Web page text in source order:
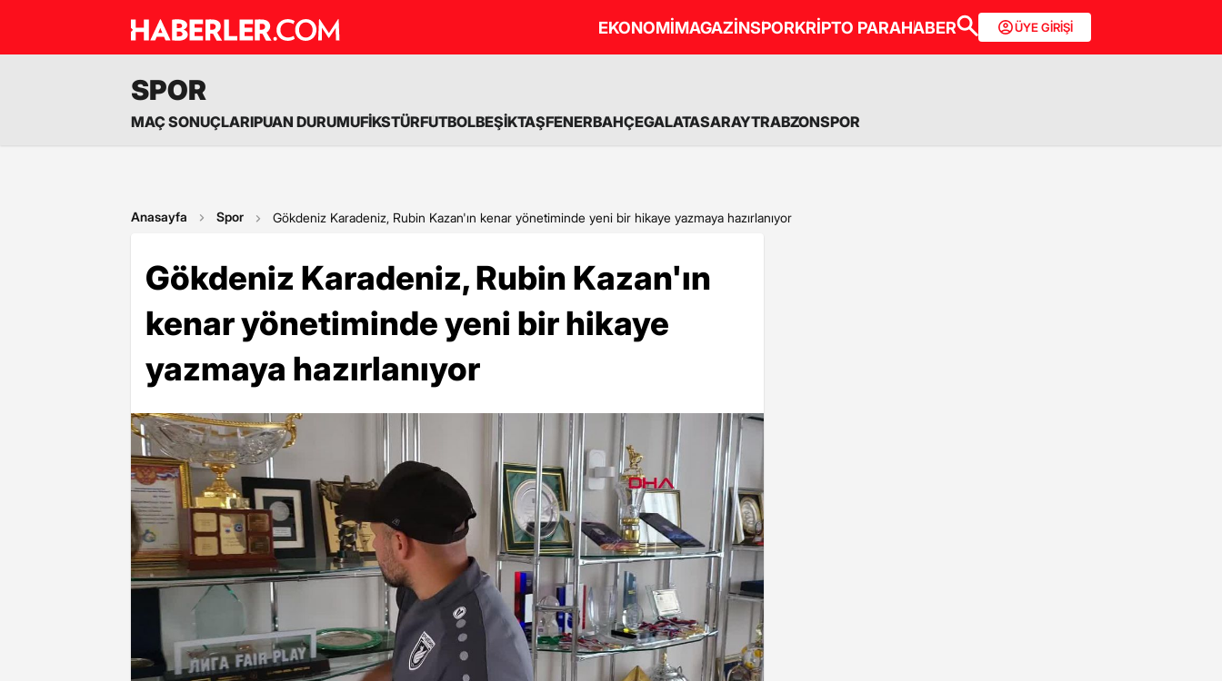
EKONOMİMAGAZİNSPORKRİPTO PARAHABER ÜYE GİRİŞİ
SPOR
MAÇ SONUÇLARIPUAN DURUMUFİKSTÜRFUTBOLBEŞİKTAŞFENERBAHÇEGALATASARAYTRABZONSPOR
Anasayfa Spor Gökdeniz Karadeniz, Rubin Kazan'ın kenar yönetiminde yeni bir hikaye yazmaya hazırlanıyor
Gökdeniz Karadeniz, Rubin Kazan'ın
kenar yönetiminde yeni bir hikaye
yazmaya hazırlanıyor